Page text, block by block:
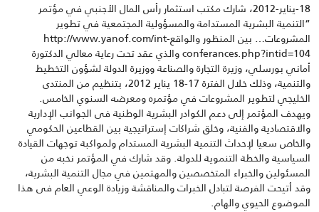
18-يناير-2012، شارك مكتب استثمار رأس المال الأجنبي في مؤتمر
“التنمية البشرية المستدامة والمسؤولية المجتمعية في تطوير
المشروعات… بين المنظور والواقعhttp://www.yanof.com/int-
conferances.php?intid=104 والذي عقد تحت رعاية معالي الدكتورة
أماني بورسلي، وزيرة التجارة والصناعة ووزيرة الدولة لشؤون التخطيط
والتنمية، وذلك خلال الفترة 17-18 يناير 2012، بتنظيم من المنتدى
الخليجي لتطوير المشروعات في مؤتمره ومعرضه السنوي الخامس.
ويهدف المؤتمر إلى دعم الكوادر البشرية الوطنية فى الجوانب الإدارية
والاقتصادية والفنية، وخلق شراكات إستراتيجية بين القطاعين الحكومي
والخاص سعيا لإحداث التنمية البشرية المستدام ولمواكبة توجهات القيادة
السياسية والخطة التنموية للدولة. وقد شارك في المؤتمر نخبه من
المسئولين والخبراء المتخصصين والمهتمين في مجال التنمية البشرية،
وقد أتيحت الفرصة لتبادل الخبرات والمناقشة وزيادة الوعي العام فى هذا
الموضوع الحيوي والهام.